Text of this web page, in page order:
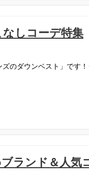
しコーデ特集
のダウンベスト」です
ランド＆人気